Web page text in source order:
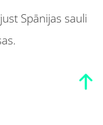
Spānijas sauli